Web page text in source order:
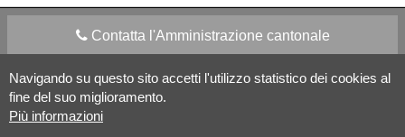
Navigando su questo sito accetti l'utilizzo statistico dei cookies al
fine del suo miglioramento.
Più informazioni
Contatta l'Amministrazione cantonale
Apps Mobile Social media